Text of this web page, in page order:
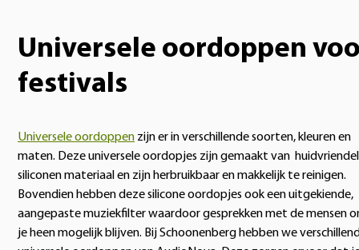
Universele oordoppen
festivals
Universele oordoppen zijn er in verschillende soorten, kleuren en
maten. Deze universele oordopjes zijn gemaakt van
siliconen materiaal en zijn herbruikbaar en makkelijk te reinigen.
Bovendien hebben deze silicone oordopjes ook een uitgekiende,
aangepaste muziekfilter waardoor gesprekken met de mensen
je heen mogelijk blijven. Bij Schoonenberg hebben we